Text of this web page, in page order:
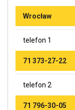
Wrocław
telefon 1
71 373-27-22
telefon 2
71 796-30-05